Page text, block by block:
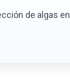
de algas